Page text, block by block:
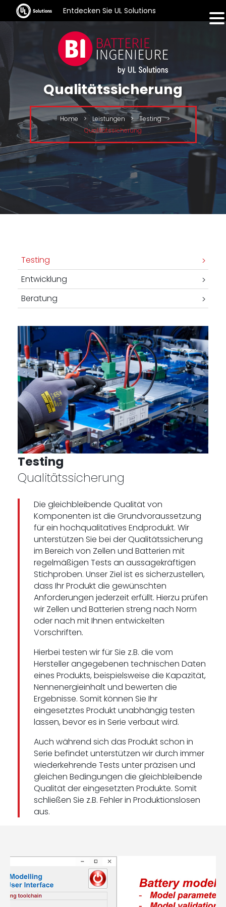
Entdecken Sie UL Solutions
Qualitätssicherung
Home > Leistungen > Testing >
Qualitätssicherung
Testing
Entwicklung
Beratung
Testing
Qualitätssicherung
Die gleichbleibende Qualität von
Komponenten ist die Grundvoraussetzung
für ein hochqualitatives Endprodukt. Wir
unterstützen Sie bei der Qualitätssicherung
im Bereich von Zellen und Batterien mit
regelmäßigen Tests an aussagekräftigen
Stichproben. Unser Ziel ist es sicherzustellen,
dass Ihr Produkt die gewünschten
Anforderungen jederzeit erfüllt. Hierzu prüfen
wir Zellen und Batterien streng nach Norm
oder nach mit Ihnen entwickelten
Vorschriften.
Hierbei testen wir für Sie z.B. die vom
Hersteller angegebenen technischen Daten
eines Produkts, beispielsweise die Kapazität,
Nennenergieinhalt und bewerten die
Ergebnisse. Somit können Sie Ihr
eingesetztes Produkt unabhängig testen
lassen, bevor es in Serie verbaut wird.
Auch während sich das Produkt schon in
Serie befindet unterstützen wir durch immer
wiederkehrende Tests unter präzisen und
gleichen Bedingungen die gleichbleibende
Qualität der eingesetzten Produkte. Somit
schließen Sie z.B. Fehler in Produktionslosen
aus.